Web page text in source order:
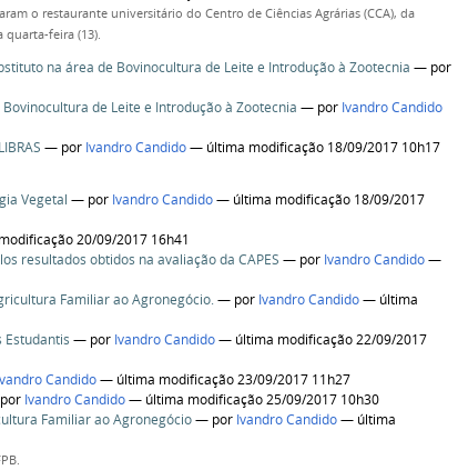
o restaurante universitário do Centro de Ciências Agrárias (CCA), da
quarta-feira (13).
na área de Bovinocultura de Leite e Introdução à Zootecnia — por
de Leite e Introdução à Zootecnia — por Ivandro Candido
— por Ivandro Candido— última modificação 18/09/2017 10h17
Vegetal— por Ivandro Candido— última modificação 18/09/2017
20/09/2017 16h41
resultados obtidos na avaliação da CAPES— por Ivandro Candido—
Familiar ao Agronegócio.— por Ivandro Candido— última
Estudantis — por Ivandro Candido— última modificação 22/09/2017
Candido— última modificação 23/09/2017 11h27
por Ivandro Candido— última modificação 25/09/2017 10h30
Familiar ao Agronegócio— por Ivandro Candido— última